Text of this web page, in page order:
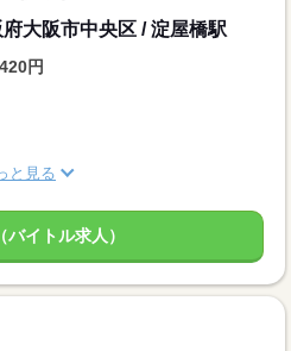
大阪市中央区 / 淀屋橋駅
円
と見る
バイトル求人）